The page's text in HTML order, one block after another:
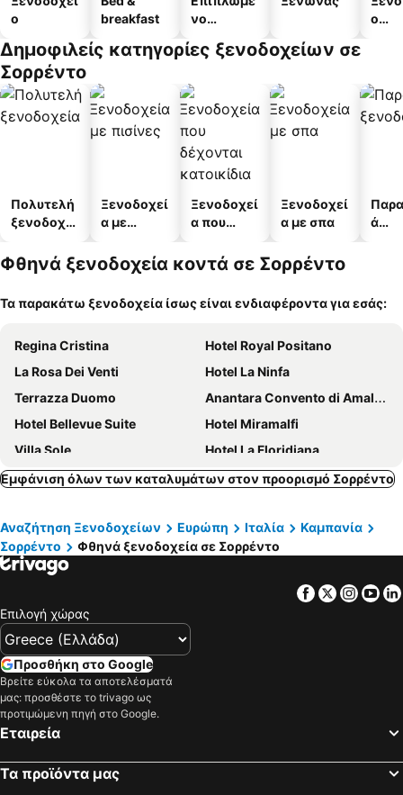
ο
breakfast
νο
α
ο
Δημοφιλείς κατηγορίες ξενοδοχείων σε
Σορρέντο
Πολυτελή
ξενοδοχεί
Ξενοδοχεί
α με
Ξενοδοχεί
α που
κατοικίδι
Ξενοδοχεί
α με σπα
ά
Φθηνά ξενοδοχεία κοντά σε Σορρέντο
Τα παρακάτω ξενοδοχεία ίσως είναι ενδιαφέροντα για εσάς:
Regina Cristina
Hotel Royal Positano
La Rosa Dei Venti
Hotel La Ninfa
Terrazza Duomo
Anantara Convento di Amalfi Grand Hotel
Hotel Bellevue Suite
Hotel Miramalfi
Villa Sole
Hotel La Floridiana
Grand Hotel Sant'Orsola
Grand Hotel Excelsior
Tramonto d'Oro
Hotel Costa Diva
Hotel Floridiana
Porto Salvo
Hotel Mega Mare
Hotel Spicy
Johanna Park Hotel
Hotel della Piccola Marina
Hotel Pupetto
Hotel Weber Ambassador
Hotel Lidomare
D'Amalfi Hospitality
Hotel Miramare
Εμφάνιση όλων των καταλυμάτων στον προορισμό Σορρέντο
Αναζήτηση Ξενοδοχείων Ευρώπη Ιταλία
Καμπανία
Σορρέντο
Φθηνά ξενοδοχεία σε Σορρέντο
Facebook
Twitter
Επιλογή χώρας
Προσθήκη στο Google
Βρείτε εύκολα τα αποτελέσματά
μας: προσθέστε το trivago ως
προτιμώμενη πηγή στο Google.
Εταιρεία
Τα προϊόντα μας